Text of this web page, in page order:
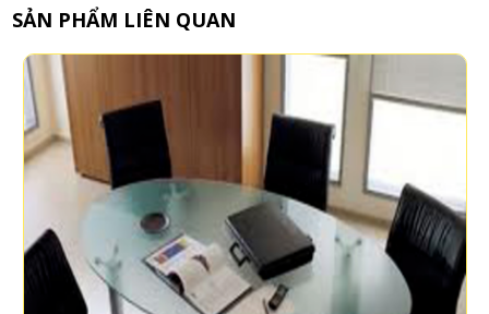
SẢN PHẨM LIÊN QUAN